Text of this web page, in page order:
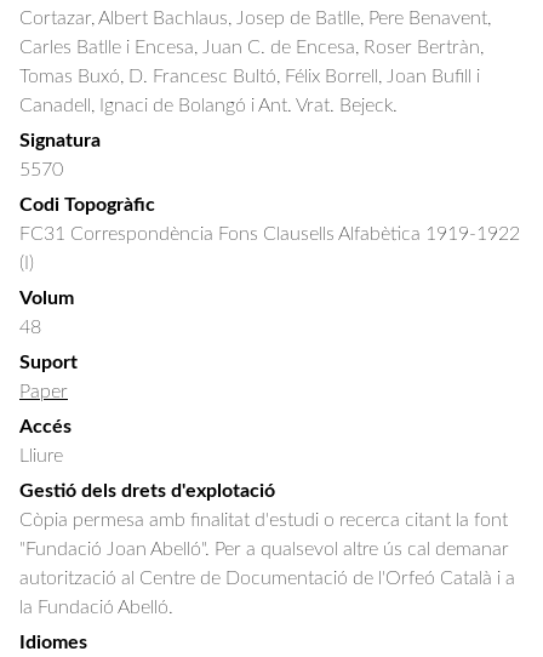
Cortazar, Albert Bachlaus, Josep de Batlle, Pere Benavent,
Carles Batlle i Encesa, Juan C. de Encesa, Roser Bertràn,
Tomas Buxó, D. Francesc Bultó, Félix Borrell, Joan Bufill i
Canadell, Ignaci de Bolangó i Ant. Vrat. Bejeck.
Signatura
5570
Codi Topogràfic
FC31 Correspondència Fons Clausells Alfabètica 1919-1922
(I)
Volum
48
Suport
Paper
Accés
Lliure
Gestió dels drets d'explotació
Còpia permesa amb finalitat d'estudi o recerca citant la font
"Fundació Joan Abelló". Per a qualsevol altre ús cal demanar
autorització al Centre de Documentació de l'Orfeó Català i a
la Fundació Abelló.
Idiomes